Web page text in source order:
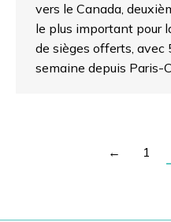
vers le Canada,
le plus important pour
de sièges offerts, avec
semaine depuis Paris-
← 1